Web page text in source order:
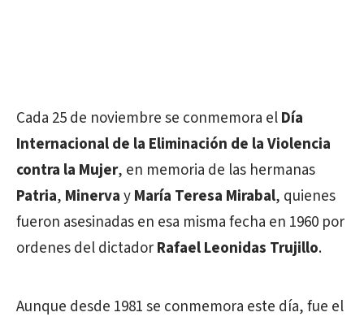
Cada 25 de noviembre se conmemora elDía
Internacional de la Eliminación de la Violencia
contra la Mujer, en memoria de las hermanas
Patria, MinervayMaría Teresa Mirabal, quienes
fueron asesinadas en esa misma fecha en 1960 por
ordenes del dictadorRafael Leonidas Trujillo.
Aunque desde 1981 se conmemora este día, fue el